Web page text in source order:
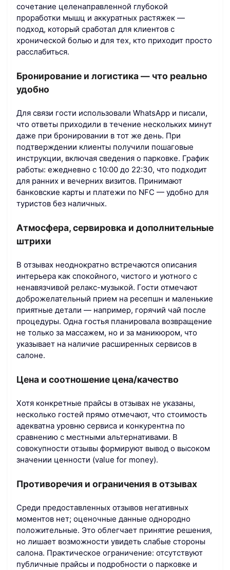
сочетание целенаправленной глубокой
проработки мышц и аккуратных растяжек —
подход, который сработал для клиентов с
хронической болью и для тех, кто приходит просто
расслабиться.
Бронирование и логистика — что реально
удобно
Для связи гости использовали WhatsApp и писали,
что ответы приходили в течение нескольких минут
даже при бронировании в тот же день. При
подтверждении клиенты получили пошаговые
инструкции, включая сведения о парковке. График
работы: ежедневно с 10:00 до 22:30, что подходит
для ранних и вечерних визитов. Принимают
банковские карты и платежи по NFC — удобно для
туристов без наличных.
Атмосфера, сервировка и дополнительные
штрихи
В отзывах неоднократно встречаются описания
интерьера как спокойного, чистого и уютного с
ненавязчивой релакс-музыкой. Гости отмечают
доброжелательный прием на ресепшн и маленькие
приятные детали — например, горячий чай после
процедуры. Одна гостья планировала возвращение
не только за массажем, но и за маникюром, что
указывает на наличие расширенных сервисов в
салоне.
Цена и соотношение цена/качество
Хотя конкретные прайсы в отзывах не указаны,
несколько гостей прямо отмечают, что стоимость
адекватна уровню сервиса и конкурентна по
сравнению с местными альтернативами. В
совокупности отзывы формируют вывод о высоком
значении ценности (value for money).
Противоречия и ограничения в отзывах
Среди предоставленных отзывов негативных
моментов нет; оценочные данные однородно
положительные. Это облегчает принятие решения,
но лишает возможности увидеть слабые стороны
салона. Практическое ограничение: отсутствуют
публичные прайсы и подробности о парковке и